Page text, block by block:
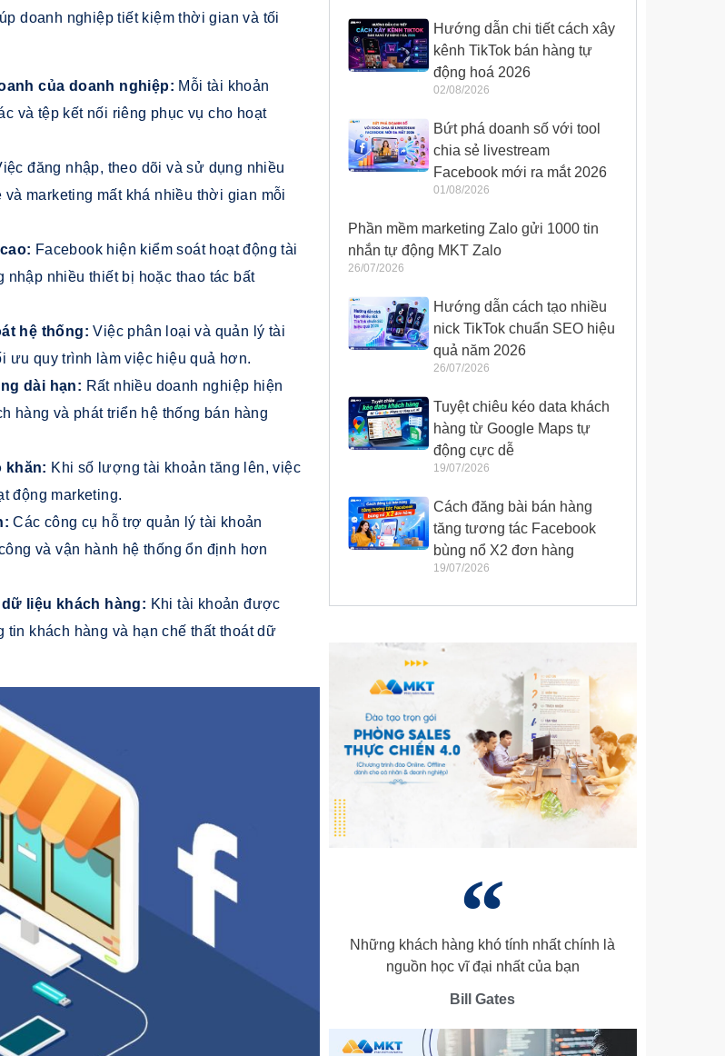
doanh nghiệp tiết kiệm thời gian và tối
của doanh nghiệp: Mỗi tài khoản
và tệp kết nối riêng phục vụ cho hoạt
đăng nhập, theo dõi và sử dụng nhiều
marketing mất khá nhiều thời gian mỗi
Facebook hiện kiểm soát hoạt động tài
nhiều thiết bị hoặc thao tác bất
hệ thống:Việc phân loại và quản lý tài
ưu quy trình làm việc hiệu quả hơn.
dài hạn: Rất nhiều doanh nghiệp hiện
hàng và phát triển hệ thống bán hàng
khăn: Khi số lượng tài khoản tăng lên, việc
động marketing.
Các công cụ hỗ trợ quản lý tài khoản
và vận hành hệ thống ổn định hơn
liệu khách hàng: Khi tài khoản được
tin khách hàng và hạn chế thất thoát dữ
Hướng dẫn chi tiết cách xây
kênh TikTok bán hàng tự
động hoá 2026
02/08/2026
Bứt phá doanh số với tool
chia sẻ livestream
Facebook mới ra mắt 2026
01/08/2026
Phần mềm marketing Zalo gửi 1000 tin
nhắn tự động MKT Zalo
26/07/2026
Hướng dẫn cách tạo nhiều
nick TikTok chuẩn SEO hiệu
quả năm 2026
26/07/2026
Tuyệt chiêu kéo data khách
hàng từ Google Maps tự
động cực dễ
19/07/2026
Cách đăng bài bán hàng
tăng tương tác Facebook
bùng nổ X2 đơn hàng
19/07/2026
Những khách hàng khó tính nhất chính là
nguồn học vĩ đại nhất của bạn
Bill Gates